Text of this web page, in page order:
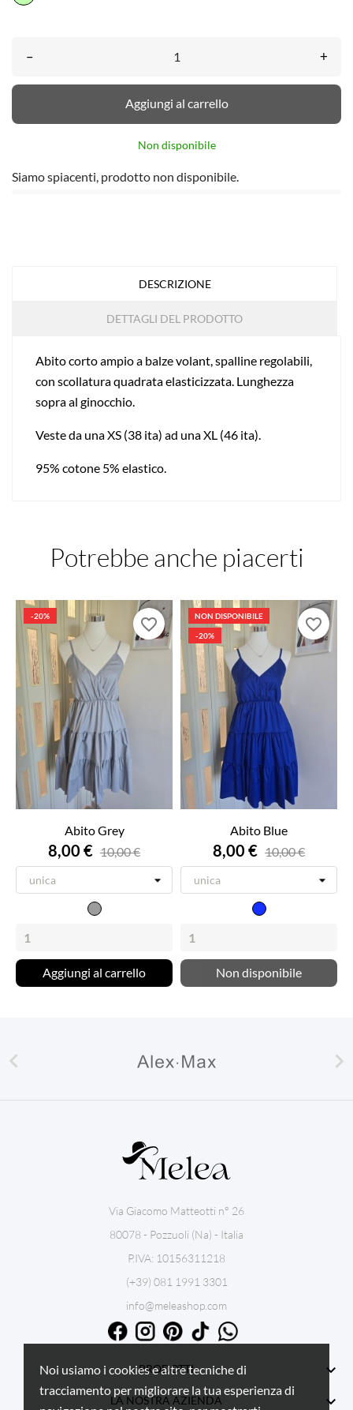
Noi usiamo i cookies e altre tecniche di
tracciamento per migliorare la tua esperienza di
– +
Aggiungi al carrello
Non disponibile
Siamo spiacenti, prodotto non disponibile.
DESCRIZIONE
DETTAGLI DEL PRODOTTO
Abito corto ampio a balze volant, spalline regolabili,
con scollatura quadrata elasticizzata. Lunghezza
sopra al ginocchio.
Veste da una XS (38 ita) ad una XL (46 ita).
95% cotone 5% elastico.
Potrebbe anche piacerti
-20%
Abito Grey
8,00 € 10,00 €
Grigio
Aggiungi al carrello
favorite_border NON DISPONIBILE
-20%
Abito Blue
8,00 € 10,00 €
Blu
Non disponibile
favorite_border
 
Via Giacomo Matteotti n° 26
80078 - Pozzuoli (Na) - Italia
P.IVA: 10156311218
(+39) 081 1991 3301
info@meleashop.com
PRODOTTI 
LA NOSTRA AZIENDA 